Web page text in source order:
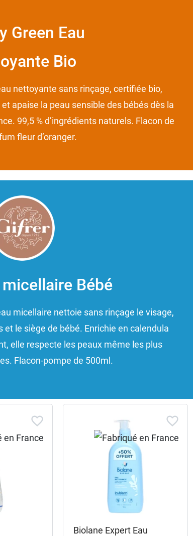
Green Eau
Bio
nettoyante sans rinçage, certifiée bio,
apaise la peau sensible des bébés dès la
99,5 % d’ingrédients naturels. Flacon de
fleur d’oranger.
micellaire Bébé
micellaire nettoie sans rinçage le visage,
et le siège de bébé. Enrichie en calendula
elle respecte les peaux même les plus
Flacon-pompe de 500ml.
Biolane Expert Eau